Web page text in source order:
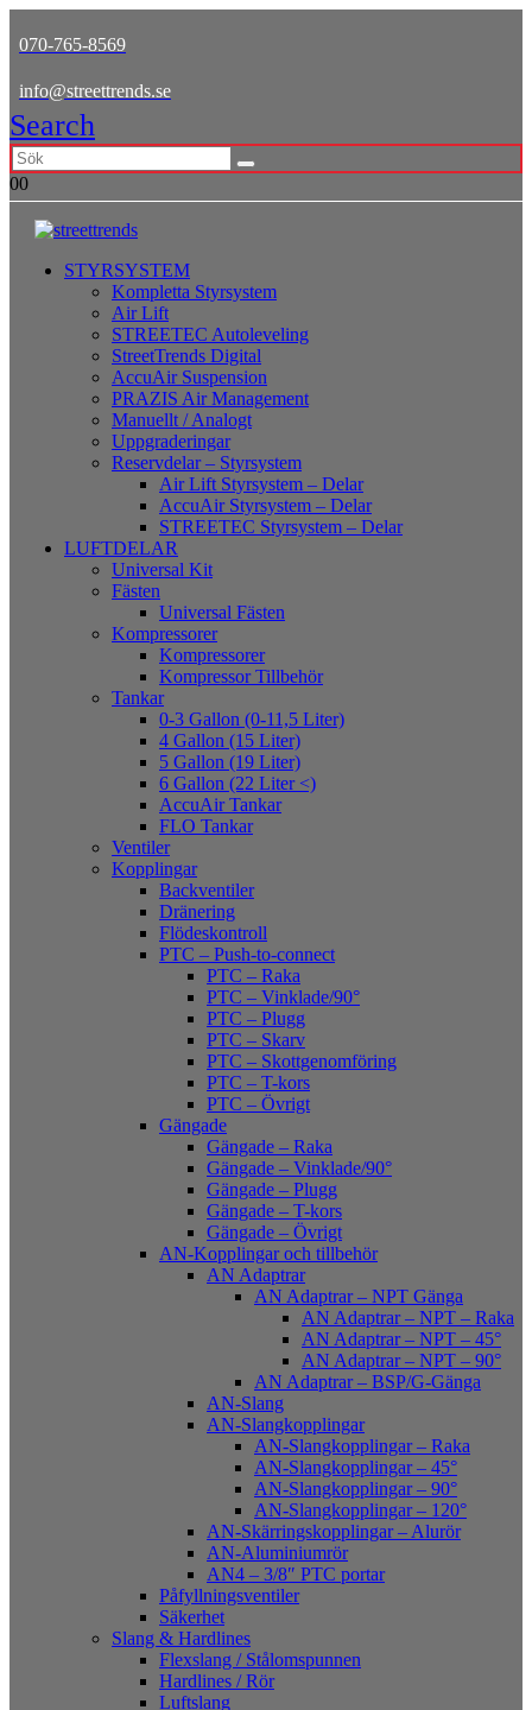
070-765-8569
info@streettrends.se
Search
00
STYRSYSTEM
Kompletta Styrsystem
Air Lift
STREETEC Autoleveling
StreetTrends Digital
AccuAir Suspension
PRAZIS Air Management
Manuellt / Analogt
Uppgraderingar
Reservdelar – Styrsystem
Air Lift Styrsystem – Delar
AccuAir Styrsystem – Delar
STREETEC Styrsystem – Delar
LUFTDELAR
Universal Kit
Fästen
Universal Fästen
Kompressorer
Kompressorer
Kompressor Tillbehör
Tankar
0-3 Gallon (0-11,5 Liter)
4 Gallon (15 Liter)
5 Gallon (19 Liter)
6 Gallon (22 Liter <)
AccuAir Tankar
FLO Tankar
Ventiler
Kopplingar
Backventiler
Dränering
Flödeskontroll
PTC – Push-to-connect
PTC – Raka
PTC – Vinklade/90°
PTC – Plugg
PTC – Skarv
PTC – Skottgenomföring
PTC – T-kors
PTC – Övrigt
Gängade
Gängade – Raka
Gängade – Vinklade/90°
Gängade – Plugg
Gängade – T-kors
Gängade – Övrigt
AN-Kopplingar och tillbehör
AN Adaptrar
AN Adaptrar – NPT Gänga
AN Adaptrar – NPT – Raka
AN Adaptrar – NPT – 45°
AN Adaptrar – NPT – 90°
AN Adaptrar – BSP/G-Gänga
AN-Slang
AN-Slangkopplingar
AN-Slangkopplingar – Raka
AN-Slangkopplingar – 45°
AN-Slangkopplingar – 90°
AN-Slangkopplingar – 120°
AN-Skärringskopplingar – Alurör
AN-Aluminiumrör
AN4 – 3/8″ PTC portar
Påfyllningsventiler
Säkerhet
Slang & Hardlines
Flexslang / Stålomspunnen
Hardlines / Rör
Luftslang